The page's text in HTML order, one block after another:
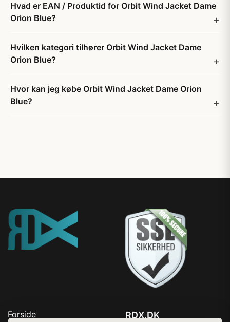
Hvad er EAN / Produktid for Orbit Wind Jacket Dame
Orion Blue?
Hvilken kategori tilhører Orbit Wind Jacket Dame
Orion Blue?
Hvor kan jeg købe Orbit Wind Jacket Dame Orion
Blue?
Forside
RDX.DK